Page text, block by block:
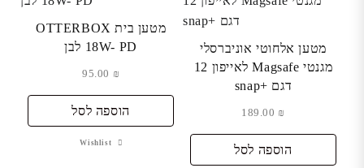
מטען אלחוטי אוניברסלי
מגנטי Magsafe לאייפון 12
דגם +snap
₪
הוספה לסל
מטען בית OTTERBOX
18W- PD לבן
₪
הוספה לסל
Wishlist